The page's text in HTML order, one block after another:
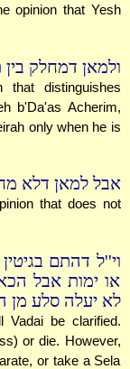
opinion that Yesh
ולמאן דמחלק
that distinguishes
b'Da'as Acherim,
only when he is
אבל למאן דלא
that does not
וי''ל דהתם
או ימות אבל
לא יעלה סלע מן
Vadai be clarified.
or die. However,
or take a Sela